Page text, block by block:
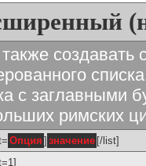
с заглавными
римских
Опция ] значение [/list]